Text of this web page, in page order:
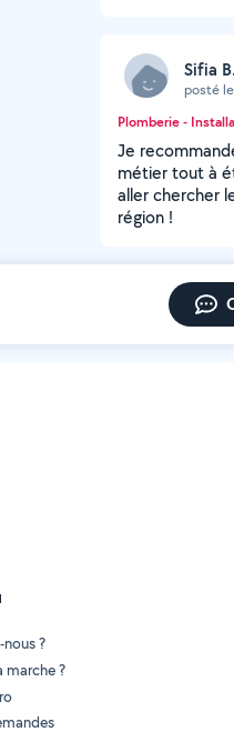
Sifia
posté
Plomberie -
Je
métier tout à
aller chercher
région !
?
?